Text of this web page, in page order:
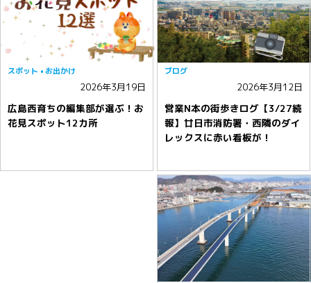
2026年3月19日
広島西育ちの編集部が選ぶ！お
花見スポット12カ所
スポット お出かけ
2026年3月12日
営業N本の街歩きログ【3/27続
報】廿日市消防署・西隣のダイ
レックスに赤い看板が！
ブログ